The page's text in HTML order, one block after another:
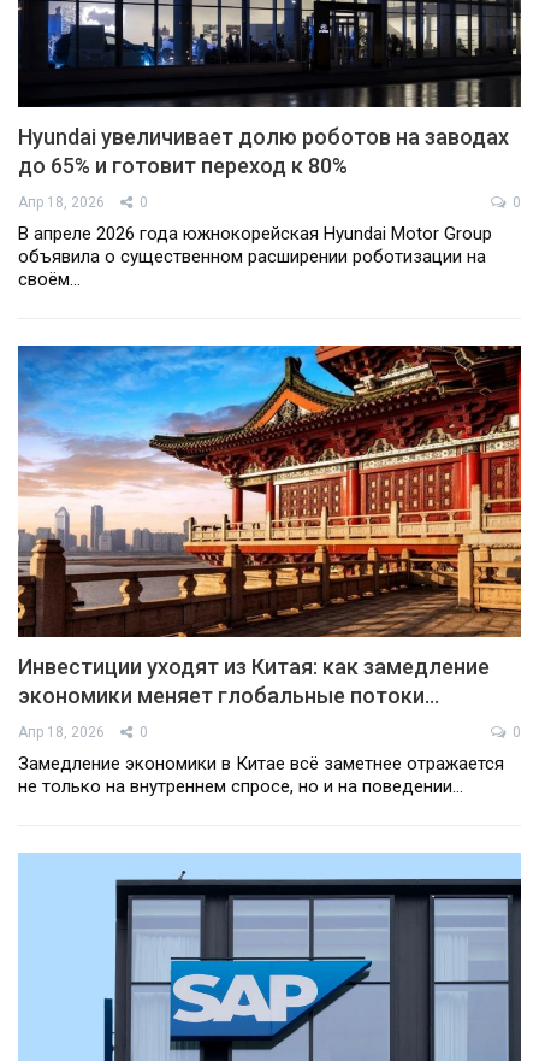
Hyundai увеличивает долю роботов на заводах
до 65% и готовит переход к 80%
Апр 18, 2026 0 0
В апреле 2026 года южнокорейская Hyundai Motor Group
объявила о существенном расширении роботизации на
своём…
Инвестиции уходят из Китая: как замедление
экономики меняет глобальные потоки…
Апр 18, 2026 0 0
Замедление экономики в Китае всё заметнее отражается
не только на внутреннем спросе, но и на поведении…